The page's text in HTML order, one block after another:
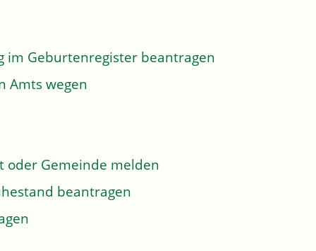
im Geburtenregister beantragen
Amts wegen
oder Gemeinde melden
beantragen